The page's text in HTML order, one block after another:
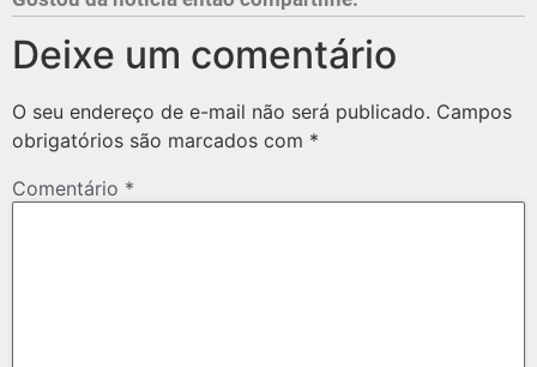
Deixe um comentário
O seu endereço de e-mail não será publicado. Campos
obrigatórios são marcados com *
Comentário *